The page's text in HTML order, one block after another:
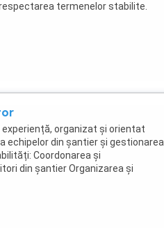
termenelor stabilite.
...
organizat și orientat
echipelor din șantier și gestionarea
Coordonarea și
din șantier Organizarea și
...